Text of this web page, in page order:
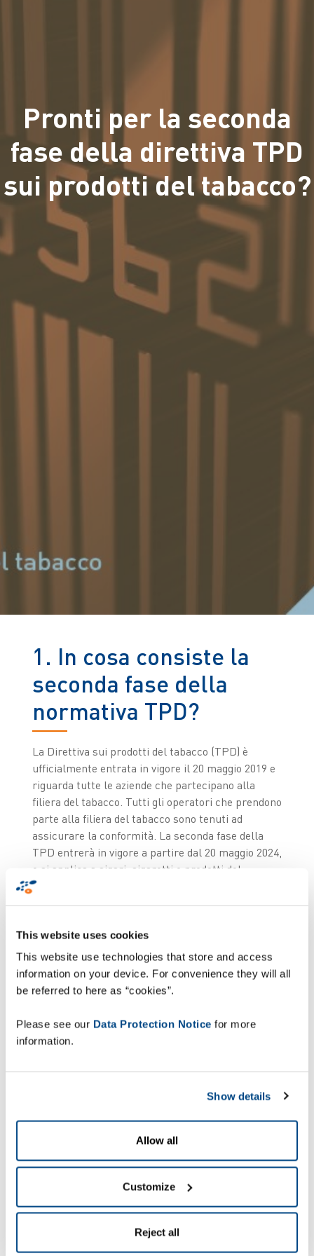
This website uses cookies
This website use technologies that store and access
information on your device. For convenience they will all
be referred to here as “cookies”.
Please see our Data Protection Notice for more
information.
Show details
Allow all
Customize
Reject all
Pronti per la seconda
fase della direttiva TPD
sui prodotti del tabacco?
1. In cosa consiste la
seconda fase della
normativa TPD?
La Direttiva sui prodotti del tabacco (TPD) è
ufficialmente entrata in vigore il 20 maggio 2019 e
riguarda tutte le aziende che partecipano alla
filiera del tabacco. Tutti gli operatori che prendono
parte alla filiera del tabacco sono tenuti ad
assicurare la conformità. La seconda fase della
TPD entrerà in vigore a partire dal 20 maggio 2024,
e si applica a sigari, sigaretti e prodotti del
tabacco senza fumo. Prima di ciò, produttori e
alla Commissione europea entro il 31 dicembre
2022.
2. In che modo le
aziende possono
prepararsi per la